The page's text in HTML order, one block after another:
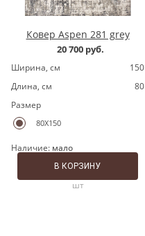
Ковер Aspen 281 grey
20 700 руб.
Ширина, cм
150
Длина, cм
80
Размер
80X150
Наличие: мало
шт
В КОРЗИНУ